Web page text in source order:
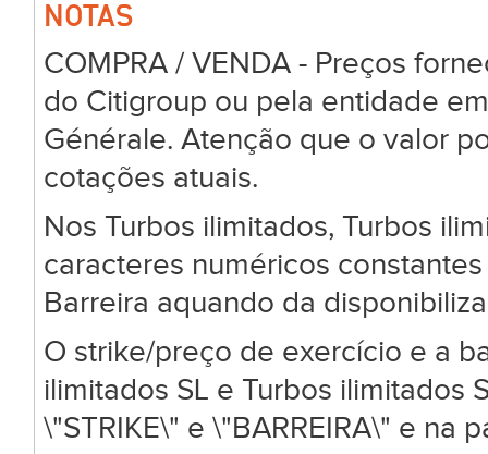
NOTAS
COMPRA / VENDA - Preços
do Citigroup ou pela entidade
Générale. Atenção que o valor
cotações atuais.
Nos Turbos ilimitados, Turbos
caracteres numéricos
Barreira aquando da
O strike/preço de exercício e a
ilimitados SL e Turbos ilimitados
\"STRIKE\" e \"BARREIRA\" e na